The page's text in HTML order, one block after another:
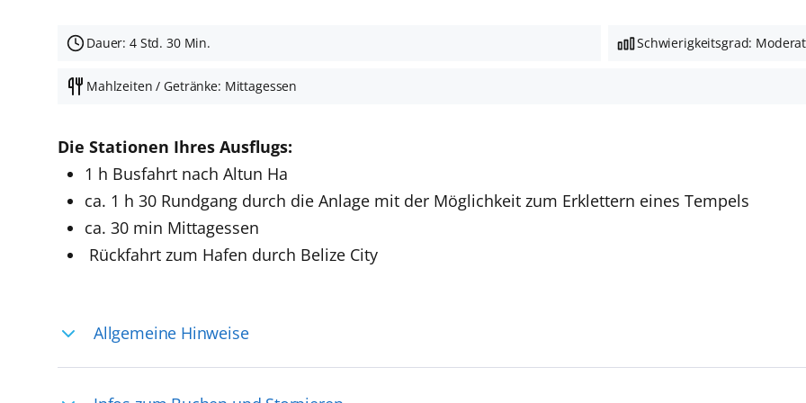
Dauer: 4 Std. 30 Min. Schwierigkeitsgrad: Moderat
Mahlzeiten / Getränke: Mittagessen
Die Stationen Ihres Ausflugs:
1 h Busfahrt nach Altun Ha
ca. 1 h 30 Rundgang durch die Anlage mit der Möglichkeit zum Erklettern eines Tempels
ca. 30 min Mittagessen
Rückfahrt zum Hafen durch Belize City
Allgemeine Hinweise